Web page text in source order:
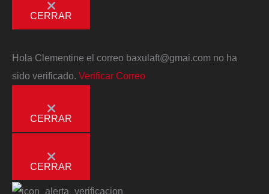
CERRAR
Hola Clementine el correo baxulaft@gmai.com no ha
sido verificado. Verificar Correo
CERRAR
CERRAR